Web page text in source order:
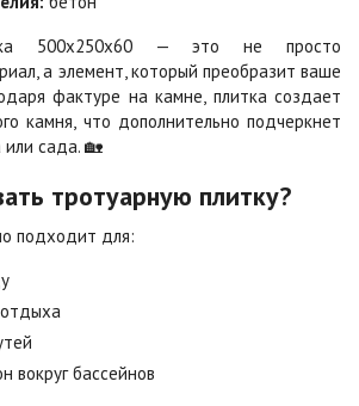
Серая
Цена по запросу
Цена по запросу
500х250х60 — это не просто
а элемент, который преобразит ваше
фактуре на камне, плитка создает
камня, что дополнительно подчеркнет
или сада. 🏡
тротуарную плитку?
подходит для:
вокруг бассейнов